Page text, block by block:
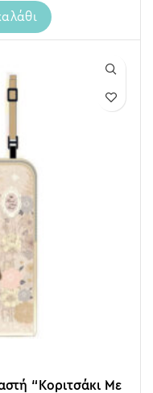
“Κοριτσάκι Με